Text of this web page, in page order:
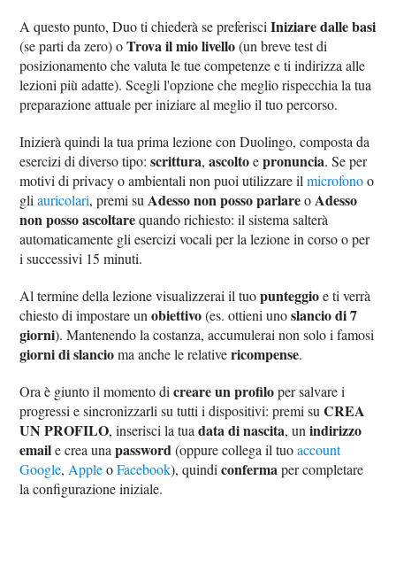
A questo punto, Duo ti chiederà se preferisciIniziare dalle basi
(se parti da zero) oTrova il mio livello(un breve test di
posizionamento che valuta le tue competenze e ti indirizza alle
lezioni più adatte). Scegli l'opzione che meglio rispecchia la tua
preparazione attuale per iniziare al meglio il tuo percorso.
Inizierà quindi la tua prima lezione con Duolingo, composta da
esercizi di diverso tipo:scrittura,ascoltoepronuncia. Se per
motivi di privacy o ambientali non puoi utilizzare ilmicrofonoo
gliauricolari, premi suAdesso non posso parlareoAdesso
non posso ascoltarequando richiesto: il sistema salterà
automaticamente gli esercizi vocali per la lezione in corso o per
i successivi 15 minuti.
Al termine della lezione visualizzerai il tuopunteggioe ti verrà
chiesto di impostare unobiettivo(es. ottieni unoslancio di 7
giorni). Mantenendo la costanza, accumulerai non solo i famosi
giorni di slancioma anche le relativericompense.
Ora è giunto il momento dicreare un profiloper salvare i
progressi e sincronizzarli su tutti i dispositivi: premi suCREA
UN PROFILO, inserisci la tuadata di nascita, unindirizzo
emaile crea unapassword(oppure collega il tuoaccount
Google,AppleoFacebook), quindiconfermaper completare
la configurazione iniziale.